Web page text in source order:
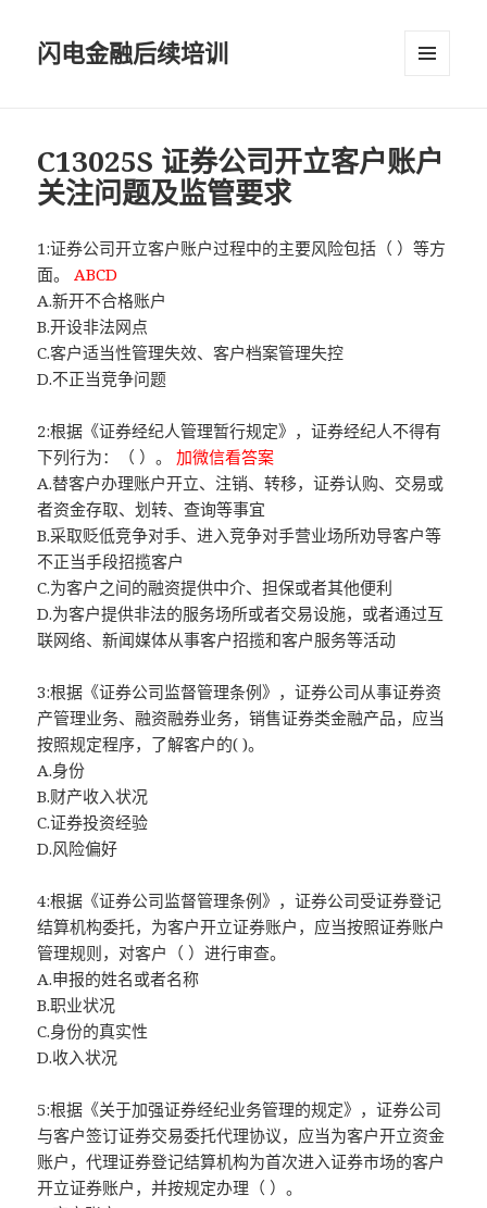
闪电金融后续培训
C13025S 证券公司开立客户账户
关注问题及监管要求
1:证券公司开立客户账户过程中的主要风险包括（ ）等方
面。ABCD
A.新开不合格账户
B.开设非法网点
C.客户适当性管理失效、客户档案管理失控
D.不正当竞争问题
2:根据《证券经纪人管理暂行规定》，证券经纪人不得有
下列行为：（ ）。加微信看答案
A.替客户办理账户开立、注销、转移，证券认购、交易或
者资金存取、划转、查询等事宜
B.采取贬低竞争对手、进入竞争对手营业场所劝导客户等
不正当手段招揽客户
C.为客户之间的融资提供中介、担保或者其他便利
D.为客户提供非法的服务场所或者交易设施，或者通过互
联网络、新闻媒体从事客户招揽和客户服务等活动
3:根据《证券公司监督管理条例》，证券公司从事证券资
产管理业务、融资融券业务，销售证券类金融产品，应当
按照规定程序，了解客户的( )。
A.身份
B.财产收入状况
C.证券投资经验
D.风险偏好
4:根据《证券公司监督管理条例》，证券公司受证券登记
结算机构委托，为客户开立证券账户，应当按照证券账户
管理规则，对客户（ ）进行审查。
A.申报的姓名或者名称
B.职业状况
C.身份的真实性
D.收入状况
5:根据《关于加强证券经纪业务管理的规定》，证券公司
与客户签订证券交易委托代理协议，应当为客户开立资金
账户，代理证券登记结算机构为首次进入证券市场的客户
开立证券账户，并按规定办理（ ）。